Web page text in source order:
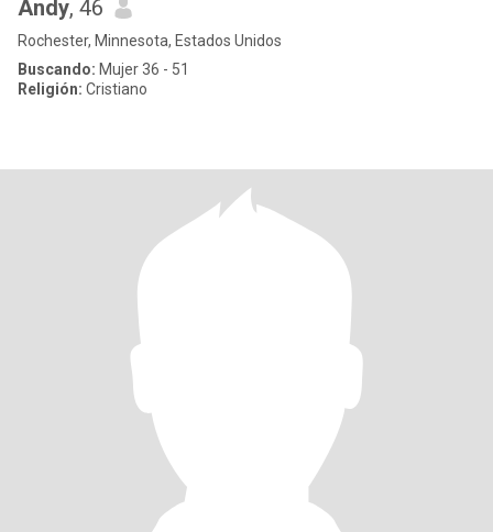
Andy, 46
Rochester, Minnesota, Estados Unidos
Buscando: Mujer 36 - 51
Religión: Cristiano